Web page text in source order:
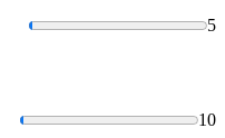
5
10